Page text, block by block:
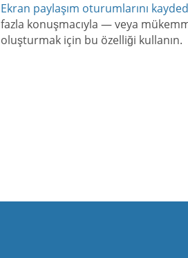
Ekran paylaşım oturumlarını
fazla konuşmacıyla — veya
oluşturmak için bu özelliği kullanın.